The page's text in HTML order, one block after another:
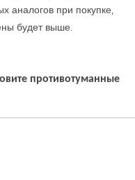
аналогов при покупке,
будет выше.
противотуманные